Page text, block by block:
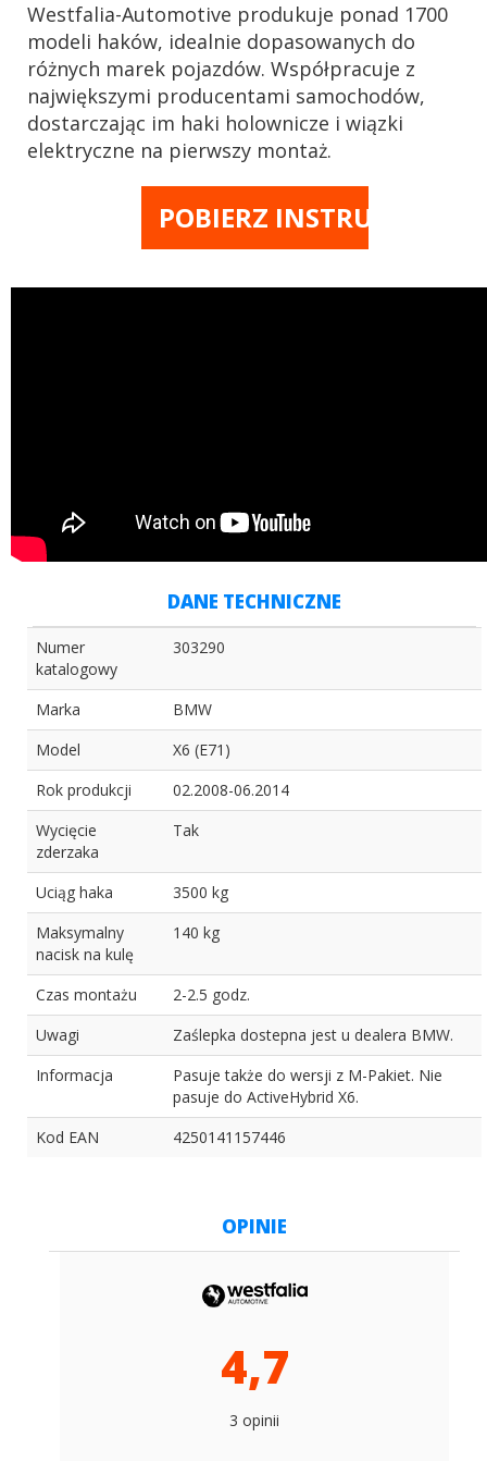
Westfalia-Automotive produkuje ponad 1700
modeli haków, idealnie dopasowanych do
różnych marek pojazdów. Współpracuje z
największymi producentami samochodów,
dostarczając im haki holownicze i wiązki
elektryczne na pierwszy montaż.
POBIERZ INSTRUKCJĘ
DANE TECHNICZNE
Numer
katalogowy
303290
Marka
BMW
Model
X6 (E71)
Rok produkcji
02.2008-06.2014
Wycięcie
zderzaka
Tak
Uciąg haka
3500 kg
Maksymalny
nacisk na kulę
140 kg
Czas montażu
2-2.5 godz.
Uwagi
Zaślepka dostepna jest u dealera BMW.
Informacja
Pasuje także do wersji z M-Pakiet. Nie
pasuje do ActiveHybrid X6.
Kod EAN
4250141157446
OPINIE
4,7
3 opinii